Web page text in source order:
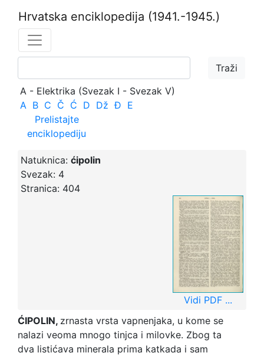
Hrvatska enciklopedija (1941.-1945.)
A - Elektrika (Svezak I - Svezak V)
A B C Č Ć D Dž Đ E
Prelistajte
enciklopediju
Natuknica: ćipolin
Svezak: 4
Stranica: 404
Vidi PDF ...
ĆIPOLIN, zrnasta vrsta vapnenjaka, u kome se
nalazi veoma mnogo tinjca i milovke. Zbog ta
dva listićava minerala prima katkada i sam